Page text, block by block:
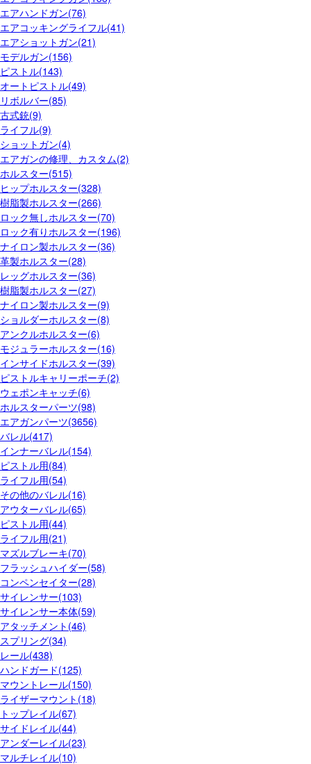
エアハンドガン(76)
エアコッキングライフル(41)
エアショットガン(21)
モデルガン(156)
ピストル(143)
オートピストル(49)
リボルバー(85)
古式銃(9)
ライフル(9)
ショットガン(4)
エアガンの修理、カスタム(2)
ホルスター(515)
ヒップホルスター(328)
樹脂製ホルスター(266)
ロック無しホルスター(70)
ロック有りホルスター(196)
ナイロン製ホルスター(36)
革製ホルスター(28)
レッグホルスター(36)
樹脂製ホルスター(27)
ナイロン製ホルスター(9)
ショルダーホルスター(8)
アンクルホルスター(6)
モジュラーホルスター(16)
インサイドホルスター(39)
ピストルキャリーポーチ(2)
ウェポンキャッチ(6)
ホルスターパーツ(98)
エアガンパーツ(3656)
バレル(417)
インナーバレル(154)
ピストル用(84)
ライフル用(54)
その他のバレル(16)
アウターバレル(65)
ピストル用(44)
ライフル用(21)
マズルブレーキ(70)
フラッシュハイダー(58)
コンペンセイター(28)
サイレンサー(103)
サイレンサー本体(59)
アタッチメント(46)
スプリング(34)
レール(438)
ハンドガード(125)
マウントレール(150)
ライザーマウント(18)
トップレイル(67)
サイドレイル(44)
アンダーレイル(23)
マルチレイル(10)